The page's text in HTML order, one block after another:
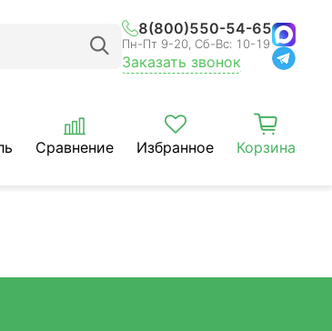
8(800)550-54-65
Пн-Пт 9-20, Сб-Вс: 10-19
Заказать звонок
Сравнение Избранное Корзина